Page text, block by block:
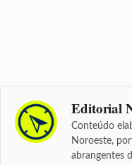
Editorial
Conteúdo
Noroeste,
abrangentes